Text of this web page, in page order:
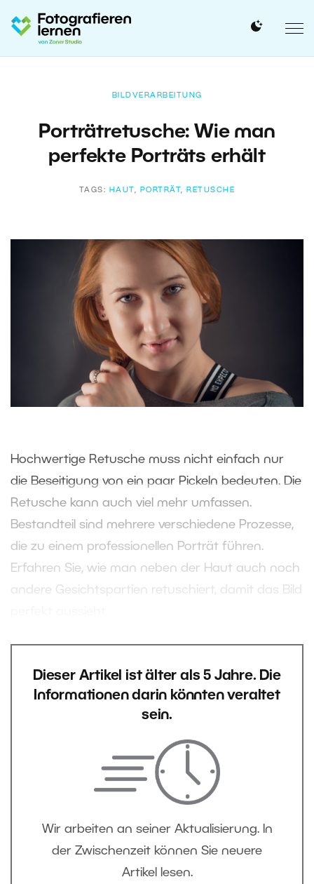
BILDVERARBEITUNG
Porträtretusche: Wie man
perfekte Porträts erhält
TAGS: HAUT , PORTRÄT, RETUSCHE
Hochwertige Retusche muss nicht einfach nur
die Beseitigung von ein paar Pickeln bedeuten. Die
Retusche kann auch viel mehr umfassen.
Bestandteil sind mehrere verschiedene Prozesse,
die zu einem professionellen Porträt führen.
Erfahren Sie, wie man neben der Haut auch noch
andere Gesichtspartien retuschiert, damit das Bild
Dieser Artikel ist älter als 5 Jahre. Die
Informationen darin könnten veraltet
sein.
Wir arbeiten an seiner Aktualisierung. In
der Zwischenzeit können Sie neuere
Artikel lesen.